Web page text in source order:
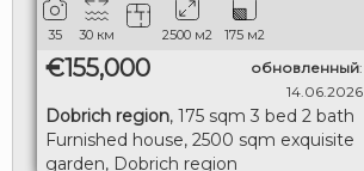
35 30 км 2500 м2 175 м2
€155,000 обновленный:
14.06.2026
Dobrich region, 175 sqm 3 bed 2 bath
Furnished house, 2500 sqm exquisite
garden, Dobrich region